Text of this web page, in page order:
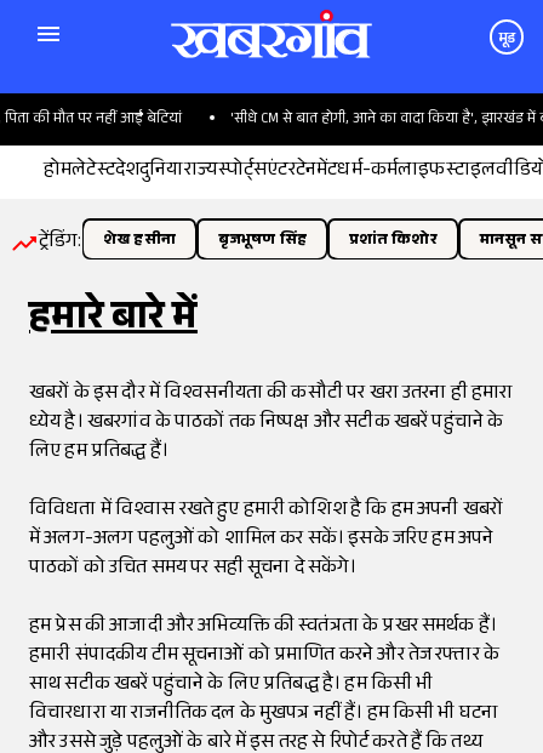
मूड
की मौत पर नहीं आईं बेटियां 'सीधे CM से बात होगी, आने का वादा किया है', झारखंड में
होमलेटेस्टदेशदुनियाराज्यस्पोर्ट्सएंटरटेनमेंटधर्म-कर्मलाइफस्टाइल
ट्रेंडिंग: शेख हसीना बृजभूषण सिंह प्रशांत किशोर मानसून
हमारे बारे में
खबरों के इस दौर में विश्वसनीयता की कसौटी पर खरा उतरना ही हमारा
ध्येय है। खबरगांव के पाठकों तक निष्पक्ष और सटीक खबरें पहुंचाने के
लिए हम प्रतिबद्ध हैं।
विविधता में विश्वास रखते हुए हमारी कोशिश है कि हम अपनी खबरों
में अलग-अलग पहलुओं को शामिल कर सकें। इसके जरिए हम अपने
पाठकों को उचित समय पर सही सूचना दे सकेंगे।
हम प्रेस की आजादी और अभिव्यक्ति की स्वतंत्रता के प्रखर समर्थक हैं।
हमारी संपादकीय टीम सूचनाओं को प्रमाणित करने और तेज रफ्तार के
साथ सटीक खबरें पहुंचाने के लिए प्रतिबद्ध है। हम किसी भी
विचारधारा या राजनीतिक दल के मुखपत्र नहीं हैं। हम किसी भी घटना
और उससे जुड़े पहलुओं के बारे में इस तरह से रिपोर्ट करते हैं कि तथ्य